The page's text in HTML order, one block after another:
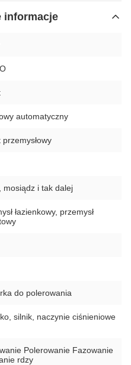
informacje
automatyczny
przemysłowy
mosiądz i tak dalej
łazienkowy, przemysł
do polerowania
silnik, naczynie ciśnieniowe
Polerowanie Fazowanie
rdzy